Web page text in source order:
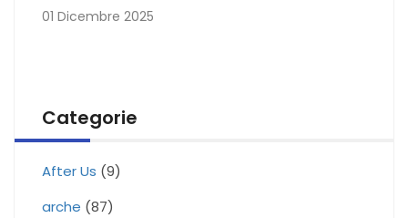
01 Dicembre 2025
Categorie
After Us (9)
arche (87)